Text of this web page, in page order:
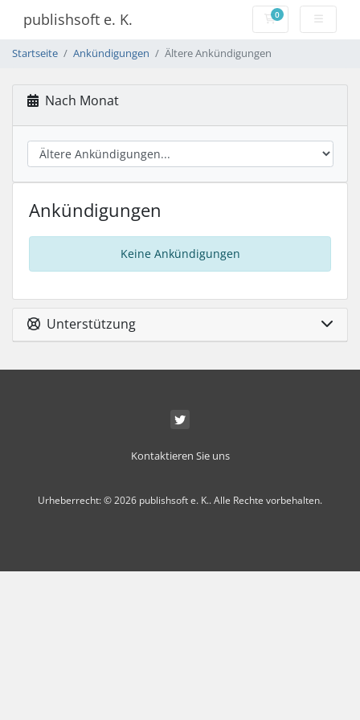
publishsoft e. K. 0Mein Warenkorb
Startseite Ankündigungen Ältere Ankündigungen
Nach Monat
Ankündigungen
Keine Ankündigungen
Unterstützung
Kontaktieren Sie uns
Urheberrecht: © 2026 publishsoft e. K.. Alle Rechte vorbehalten.